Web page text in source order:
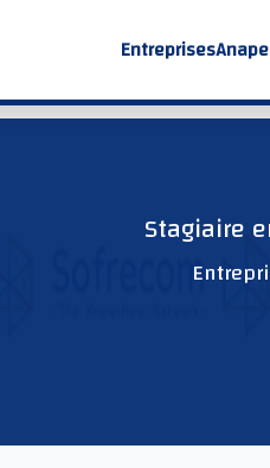
Entreprises
Stagiaire